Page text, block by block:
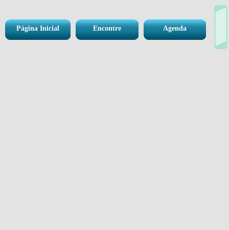
Página Inicial Encontre Agenda